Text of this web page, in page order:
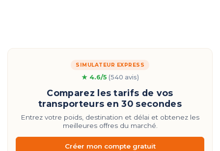
SIMULATEUR EXPRESS
★ 4.6/5 (540 avis)
Comparez les tarifs de vos
transporteurs en 30 secondes
Entrez votre poids, destination et délai et obtenez les
meilleures offres du marché.
Créer mon compte gratuit